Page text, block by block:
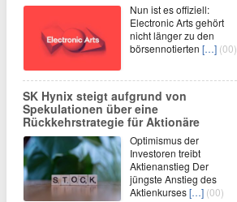
Nun ist es offiziell:
Electronic Arts gehört
nicht länger zu den
börsennotierten […] (00)
SK Hynix steigt aufgrund von
Spekulationen über eine
Rückkehrstrategie für Aktionäre
Optimismus der
Investoren treibt
Aktienanstieg Der
jüngste Anstieg des
Aktienkurses[…] (00)